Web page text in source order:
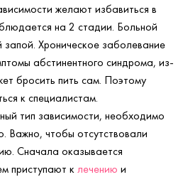
желают избавиться в
на 2 стадии. Больной
Хроническое заболевание
абстинентного синдрома, из-
бросить пить сам. Поэтому
к специалистам.
тип зависимости, необходимо
Важно, чтобы отсутствовали
Сначала оказывается
приступают к лечению и